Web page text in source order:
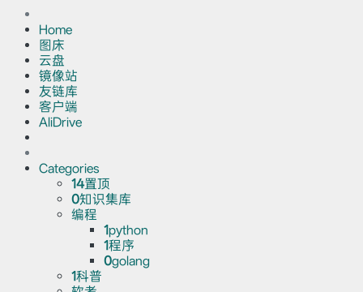
Home
图床
云盘
镜像站
友链库
客户端
AliDrive
Categories
14置顶
0知识集库
编程
1python
1程序
0golang
1科普